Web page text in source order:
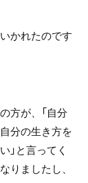
かれたのです
方が、「自分
分の生き方を
」と言ってく
りましたし、